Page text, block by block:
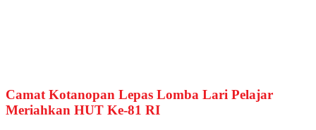
Camat Kotanopan Lepas Lomba Lari Pelajar
Meriahkan HUT Ke-81 RI